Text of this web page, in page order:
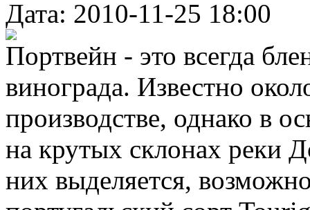
Дата: 2010-11-25 18:00
Портвейн - это всегда
винограда. Известно
производстве, однако в
на крутых склонах реки
них выделяется,